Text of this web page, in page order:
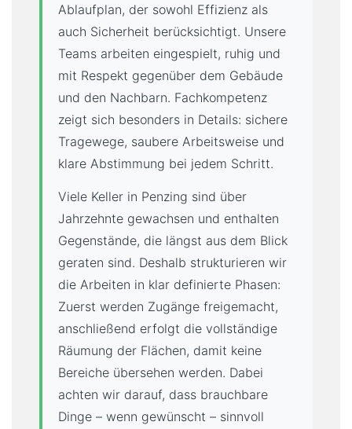
Ablaufplan, der sowohl Effizienz als
auch Sicherheit berücksichtigt. Unsere
Teams arbeiten eingespielt, ruhig und
mit Respekt gegenüber dem Gebäude
und den Nachbarn. Fachkompetenz
zeigt sich besonders in Details: sichere
Tragewege, saubere Arbeitsweise und
klare Abstimmung bei jedem Schritt.
Viele Keller in Penzing sind über
Jahrzehnte gewachsen und enthalten
Gegenstände, die längst aus dem Blick
geraten sind. Deshalb strukturieren wir
die Arbeiten in klar definierte Phasen:
Zuerst werden Zugänge freigemacht,
anschließend erfolgt die vollständige
Räumung der Flächen, damit keine
Bereiche übersehen werden. Dabei
achten wir darauf, dass brauchbare
Dinge – wenn gewünscht – sinnvoll